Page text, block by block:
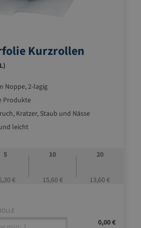
Kurzrollen
Noppe, 2-lagig
Produkte
Kratzer, Staub und Nässe
leicht
5
€
10
15,60 €
20
13,60 €
0,00 €